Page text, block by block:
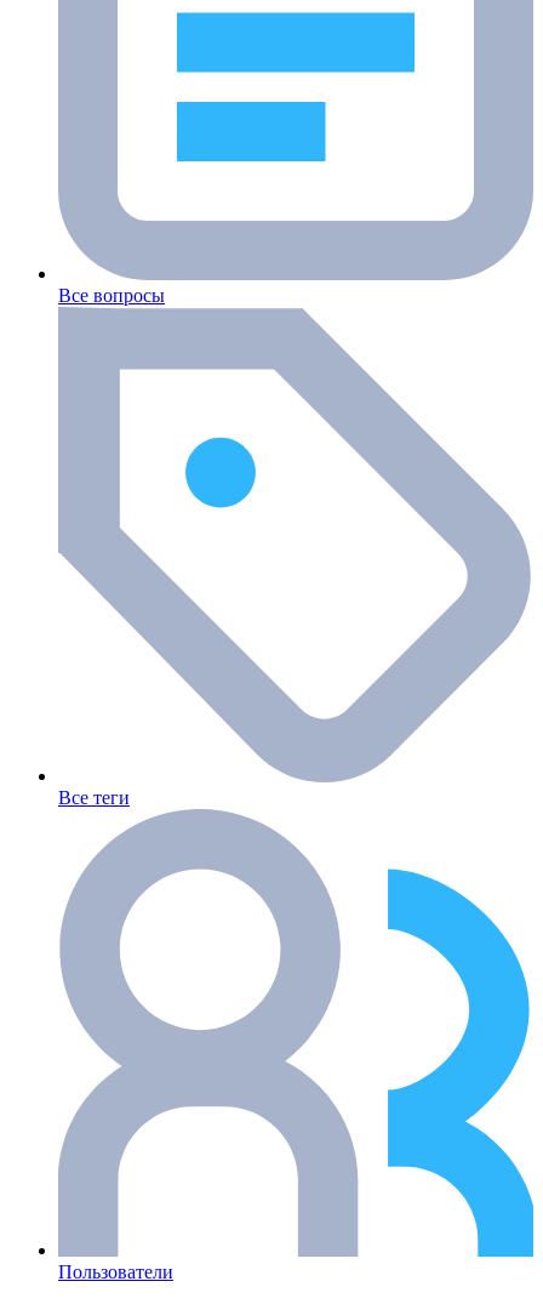
Все вопросы
Все теги
Пользователи